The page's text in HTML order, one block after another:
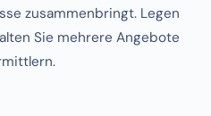
zusammenbringt. Legen
Sie mehrere Angebote